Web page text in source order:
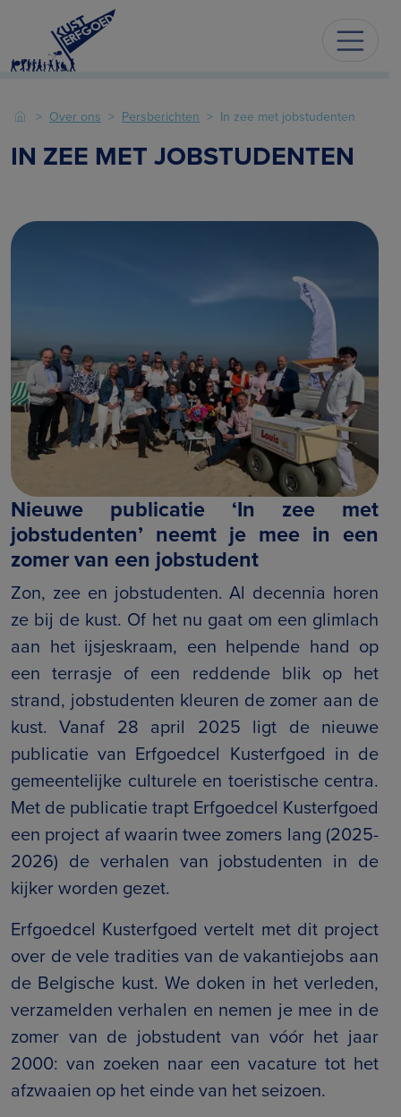
Over ons Persberichten In zee met jobstudenten
IN ZEE MET JOBSTUDENTEN
Nieuwe publicatie ‘In zee met
jobstudenten’ neemt je mee in een
zomer van een jobstudent
Zon, zee en jobstudenten. Al decennia horen
ze bij de kust. Of het nu gaat om een glimlach
aan het ijsjeskraam, een helpende hand op
een terrasje of een reddende blik op het
strand, jobstudenten kleuren de zomer aan de
kust. Vanaf 28 april 2025 ligt de nieuwe
publicatie van Erfgoedcel Kusterfgoed in de
gemeentelijke culturele en toeristische centra.
Met de publicatie trapt Erfgoedcel Kusterfgoed
een project af waarin twee zomers lang (2025-
2026) de verhalen van jobstudenten in de
kijker worden gezet.
Erfgoedcel Kusterfgoed vertelt met dit project
over de vele tradities van de vakantiejobs aan
de Belgische kust. We doken in het verleden,
verzamelden verhalen en nemen je mee in de
zomer van de jobstudent van vóór het jaar
2000: van zoeken naar een vacature tot het
afzwaaien op het einde van het seizoen.